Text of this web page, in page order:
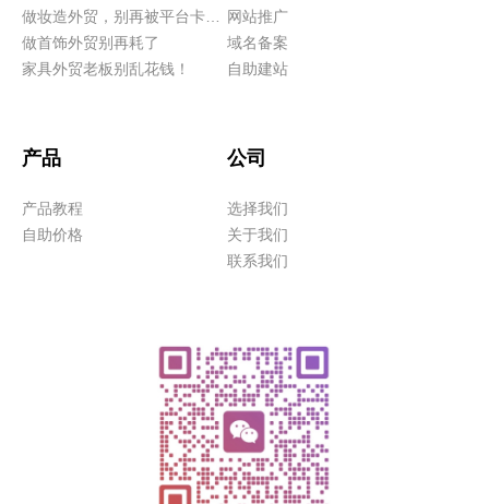
做首饰外贸别再耗了
家具外贸老板别乱花钱！
网站推广
域名备案
自助建站
产品
产品教程
自助价格
公司
选择我们
关于我们
联系我们